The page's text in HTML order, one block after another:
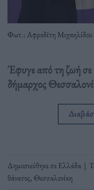
Φωτ.: Αφροδίτη Μιχαηλίδου
Έφυγε από τη ζωή σε
δήμαρχος
Δημοσιεύθηκε σεΕλλάδα |
θάνατος, Θεσσαλονίκη